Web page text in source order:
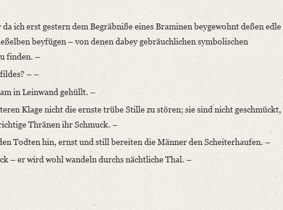
Schule. In: Zeitschrift für die österreichischen Gymnasien 43 (1892),
[...]“
ich erst gestern dem Begräbniße eines Braminen beygewohnt deßen edle
beyfügen – von denen dabey gebräuchlichen symbolischen
finden. –
– –
in Leinwand gehüllt. –
Klage nicht die ernste trübe Stille zu stören; sie sind nicht geschmückt,
Thränen ihr Schmuck. –
Todten hin, ernst und still bereiten die Männer den Scheiterhaufen. –
– er wird wohl wandeln durchs nächtliche Thal. –